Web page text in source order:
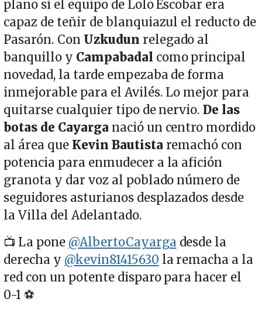
plano si el equipo de Lolo Escobar era
capaz de teñir de blanquiazul el reducto de
Pasarón. Con Uzkudun relegado al
banquillo y Campabadal como principal
novedad, la tarde empezaba de forma
inmejorable para el Avilés. Lo mejor para
quitarse cualquier tipo de nervio.De las
botas de Cayarga nació un centro mordido
al área que Kevin Bautista remachó con
potencia para enmudecer a la afición
granota y dar voz al poblado número de
seguidores asturianos desplazados desde
la Villa del Adelantado.
📺 La pone @AlbertoCayargadesde la
derecha y @kevin81415630 la remacha a la
red con un potente disparo para hacer el
0-1 ⚽